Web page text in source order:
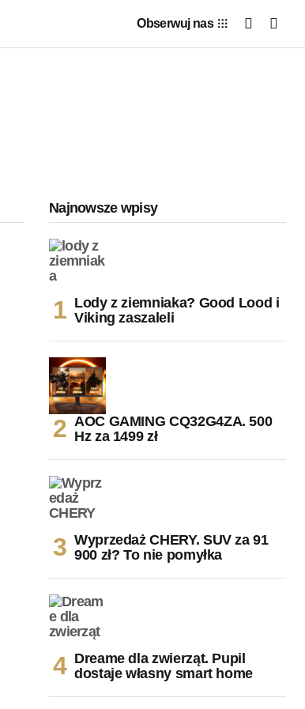
Obserwuj nas
Najnowsze wpisy
Lody z ziemniaka? Good Lood i
Viking zaszaleli
AOC GAMING CQ32G4ZA. 500
Hz za 1499 zł
Wyprzedaż CHERY. SUV za 91
900 zł? To nie pomyłka
Dreame dla zwierząt. Pupil
dostaje własny smart home